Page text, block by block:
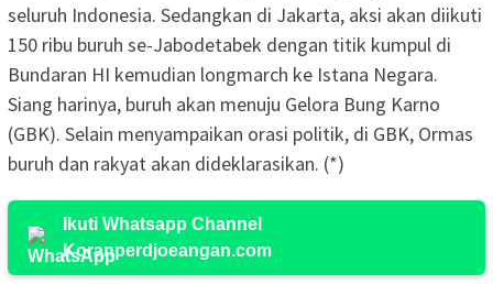
seluruh Indonesia. Sedangkan di Jakarta, aksi akan diikuti
150 ribu buruh se-Jabodetabek dengan titik kumpul di
Bundaran HI kemudian longmarch ke Istana Negara.
Siang harinya, buruh akan menuju Gelora Bung Karno
(GBK). Selain menyampaikan orasi politik, di GBK, Ormas
buruh dan rakyat akan dideklarasikan. (*)
Ikuti Whatsapp Channel
Koranperdjoeangan.com